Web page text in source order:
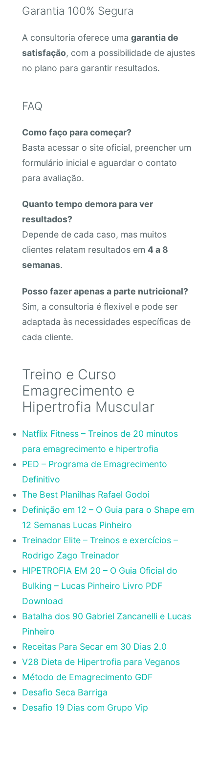
Garantia 100% Segura
A consultoria oferece uma garantia de
satisfação, com a possibilidade de ajustes
no plano para garantir resultados.
FAQ
Como faço para começar?
Basta acessar o site oficial, preencher um
formulário inicial e aguardar o contato
para avaliação.
Quanto tempo demora para ver
resultados?
Depende de cada caso, mas muitos
clientes relatam resultados em 4 a 8
semanas.
Posso fazer apenas a parte nutricional?
Sim, a consultoria é flexível e pode ser
adaptada às necessidades específicas de
cada cliente.
Treino e Curso
Emagrecimento e
Hipertrofia Muscular
Natflix Fitness – Treinos de 20 minutos
para emagrecimento e hipertrofia
PED – Programa de Emagrecimento
Definitivo
The Best Planilhas Rafael Godoi
Definição em 12 – O Guia para o Shape em
12 Semanas Lucas Pinheiro
Treinador Elite – Treinos e exercícios –
Rodrigo Zago Treinador
HIPETROFIA EM 20 – O Guia Oficial do
Bulking – Lucas Pinheiro Livro PDF
Download
Batalha dos 90 Gabriel Zancanelli e Lucas
Pinheiro
Receitas Para Secar em 30 Dias 2.0
V28 Dieta de Hipertrofia para Veganos
Método de Emagrecimento GDF
Desafio Seca Barriga
Desafio 19 Dias com Grupo Vip